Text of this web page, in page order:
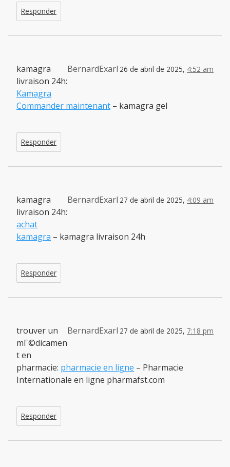
Responder
BernardExarl 26 de abril de 2025, 4:52 am
kamagra
livraison 24h:
Kamagra
Commander maintenant – kamagra gel
Responder
BernardExarl 27 de abril de 2025, 4:09 am
kamagra
livraison 24h:
achat
kamagra – kamagra livraison 24h
Responder
BernardExarl 27 de abril de 2025, 7:18 pm
trouver un
mГ©dicamen
t en
pharmacie: pharmacie en ligne – Pharmacie
Internationale en ligne pharmafst.com
Responder